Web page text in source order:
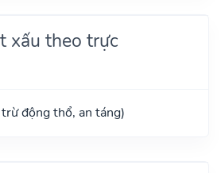
xấu theo trực
động thổ, an táng)